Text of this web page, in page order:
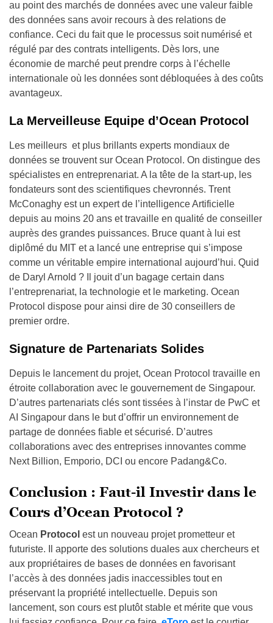
au point des marchés de données avec une valeur faible
des données sans avoir recours à des relations de
confiance. Ceci du fait que le processus soit numérisé et
régulé par des contrats intelligents. Dès lors, une
économie de marché peut prendre corps à l’échelle
internationale où les données sont débloquées à des coûts
avantageux.
La Merveilleuse Equipe d’Ocean Protocol
Les meilleurs et plus brillants experts mondiaux de
données se trouvent sur Ocean Protocol. On distingue des
spécialistes en entreprenariat. A la tête de la start-up, les
fondateurs sont des scientifiques chevronnés. Trent
McConaghy est un expert de l’intelligence Artificielle
depuis au moins 20 ans et travaille en qualité de conseiller
auprès des grandes puissances. Bruce quant à lui est
diplômé du MIT et a lancé une entreprise qui s’impose
comme un véritable empire international aujourd’hui. Quid
de Daryl Arnold ? Il jouit d’un bagage certain dans
l’entreprenariat, la technologie et le marketing. Ocean
Protocol dispose pour ainsi dire de 30 conseillers de
premier ordre.
Signature de Partenariats Solides
Depuis le lancement du projet, Ocean Protocol travaille en
étroite collaboration avec le gouvernement de Singapour.
D’autres partenariats clés sont tissées à l’instar de PwC et
AI Singapour dans le but d’offrir un environnement de
partage de données fiable et sécurisé. D’autres
collaborations avec des entreprises innovantes comme
Next Billion, Emporio, DCI ou encore Padang&Co.
Conclusion : Faut-il Investir dans le
Cours d’Ocean Protocol ?
Ocean Protocol est un nouveau projet prometteur et
futuriste. Il apporte des solutions duales aux chercheurs et
aux propriétaires de bases de données en favorisant
l’accès à des données jadis inaccessibles tout en
préservant la propriété intellectuelle. Depuis son
lancement, son cours est plutôt stable et mérite que vous